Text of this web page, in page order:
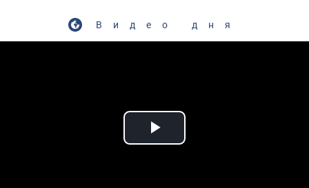
Видео дня
Play Video